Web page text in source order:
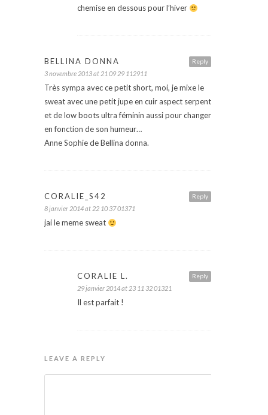
chemise en dessous pour l’hiver
Reply
BELLINA DONNA
3 novembre 2013 at 21 09 29 112911
Très sympa avec ce petit short, moi, je mixe le
sweat avec une petit jupe en cuir aspect serpent
et de low boots ultra féminin aussi pour changer
en fonction de son humeur…
Anne Sophie de Bellina donna.
Reply
CORALIE_S42
8 janvier 2014 at 22 10 37 01371
jai le meme sweat
Reply
CORALIE L.
29 janvier 2014 at 23 11 32 01321
Il est parfait !
LEAVE A REPLY